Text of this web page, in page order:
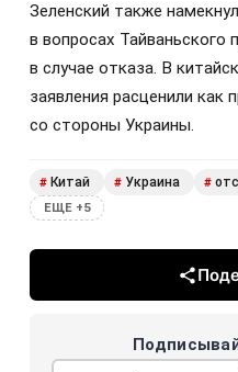
Зеленский также
в вопросах Тайваньского
в случае отказа. В
заявления расценили как
со стороны Украины.
# Китай # Украина #
ЕЩЕ +5